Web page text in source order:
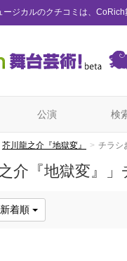
ージカルのクチコミは、CoRich
公演 検
芥川龍之介『地獄変』 チラシ
之介『地獄変』
新着順